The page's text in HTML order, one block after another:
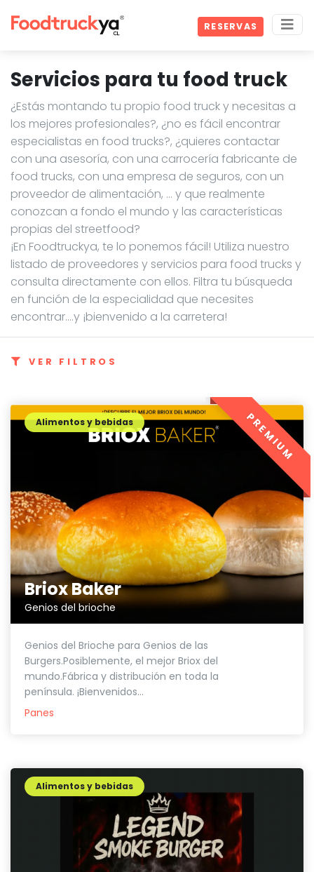
RESERVAS
Servicios para tu food truck
¿Estás montando tu propio food truck y necesitas a
los mejores profesionales?, ¿no es fácil encontrar
especialistas en food trucks?, ¿quieres contactar
con una asesoría, con una carrocería fabricante de
food trucks, con una empresa de seguros, con un
proveedor de alimentación, … y que realmente
conozcan a fondo el mundo y las características
propias del streetfood?
¡En Foodtruckya, te lo ponemos fácil! Utiliza nuestro
listado de proveedores y servicios para food trucks y
consulta directamente con ellos. Filtra tu búsqueda
en función de la especialidad que necesites
encontrar....y ¡bienvenido a la carretera!
VER FILTROS
Briox Baker
Genios del brioche
Alimentos y bebidas
Genios del Brioche para Genios de las
Burgers.Posiblemente, el mejor Briox del
mundo.Fábrica y distribución en toda la
península. ¡Bienvenidos...
Panes
PREMIUM
Alimentos y bebidas